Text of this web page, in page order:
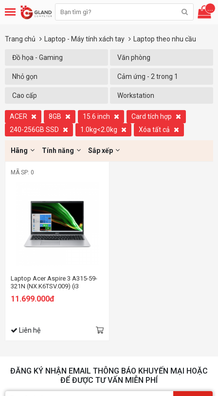
...
Trang chủ Laptop - Máy tính xách tay Laptop theo nhu cầu
Đồ họa - Gaming Văn phòng
Nhỏ gọn Cảm ứng - 2 trong 1
Cao cấp Workstation
ACER 8GB 15.6 inch
Card tích hợp
240-256GB SSD
1.0kg<2.0kg Xóa tất cả
Hãng Tính năng Sắp xếp
MÃ SP: 0
Laptop Acer Aspire 3 A315-59-
321N (NX.K6TSV.009) (i3
SSD/15.6 inch FHD/Win 11/Bạc)
11.699.000đ
Liên hệ
ĐĂNG KÝ NHẬN EMAIL THÔNG BÁO KHUYẾN MẠI HOẶC
ĐỂ ĐƯỢC TƯ VẤN MIỄN PHÍ